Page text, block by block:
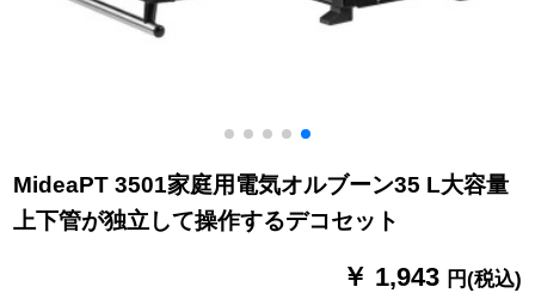
MideaPT 3501家庭用電気オルブーン35 L大容量
上下管が独立して操作するデコセット
￥ 1,943 円(税込)